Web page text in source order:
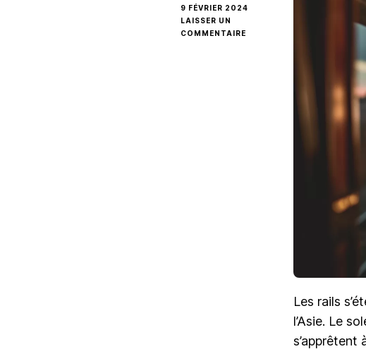
9 FÉVRIER 2024
LAISSER UN
COMMENTAIRE
Les rails
l’Asie. Le
s’apprêtent